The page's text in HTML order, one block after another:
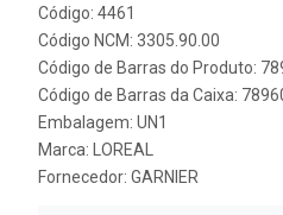
Código: 4461
Código NCM: 3305.90.00
Código de Barras do Produto:
Código de Barras da Caixa:
Embalagem: UN1
Marca:
LOREAL
Fornecedor: GARNIER